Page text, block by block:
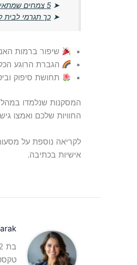
➤5 צמחים שמתאימים למרפסת עם שמש מלאה בישראל
➤כך תגרמי לבית
שיפור ברמות
הגברת הרוגע
תחושת סיפוק
המסקנות שנלמדו
החוויות שלכם ואמצו
לקריאה נוספת על
אישיות בכתיבה.